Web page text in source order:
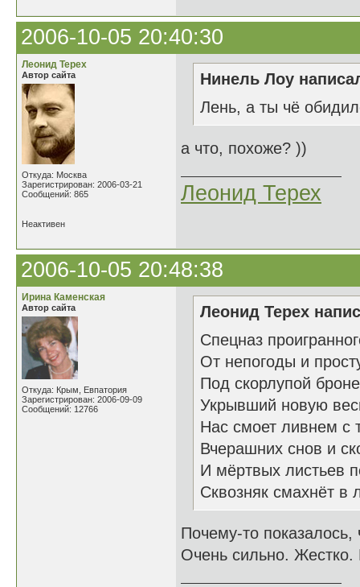
2006-10-05 20:40:30
Леонид Терех
Автор сайта
Откуда: Москва
Зарегистрирован: 2006-03-21
Сообщений: 865
Нинель Лоу
Лень, а ты чё
а что, похоже? ))
Леонид Терех
Неактивен
2006-10-05 20:48:38
Ирина Каменская
Автор сайта
Откуда: Крым, Евпатория
Зарегистрирован: 2006-09-09
Сообщений: 12766
Леонид Терех
Спецназ
От непогоды и
Под скорлупой
Укрывший новую
Нас смоет ливнем с
Вчерашних снов и
И мёртвых листьев
Сквозняк смахнёт в
Почему-то показалось,
Очень сильно. Жестко.